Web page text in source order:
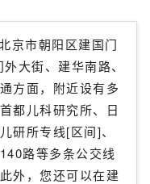
京市朝阳区建国门
大街、建华南路、
方面，附近设有多
都儿科研究所、日
研所专线[区间]、
路等多条公交线
外，您还可以在建